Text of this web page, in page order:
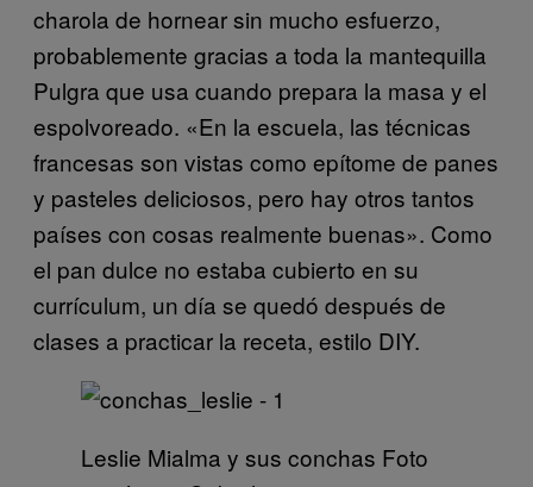
charola de hornear sin mucho esfuerzo,
probablemente gracias a toda la mantequilla
Pulgra que usa cuando prepara la masa y el
espolvoreado. «En la escuela, las técnicas
francesas son vistas como epítome de panes
y pasteles deliciosos, pero hay otros tantos
países con cosas realmente buenas». Como
el pan dulce no estaba cubierto en su
currículum, un día se quedó después de
clases a practicar la receta, estilo DIY.
Leslie Mialma y sus conchas Foto